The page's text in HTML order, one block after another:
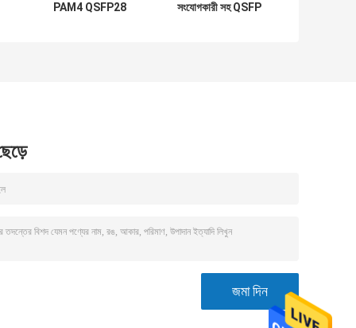
PAM4 QSFP28
সংযোগকারী সহ QSFP